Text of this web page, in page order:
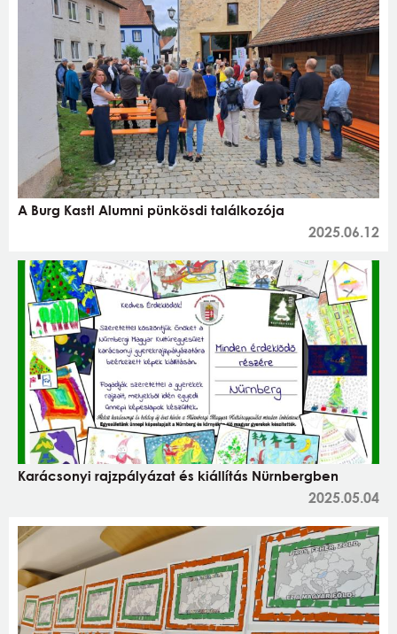
A Burg Kastl Alumni pünkösdi találkozója
2025.06.12
Karácsonyi rajzpályázat és kiállítás Nürnbergben
2025.05.04